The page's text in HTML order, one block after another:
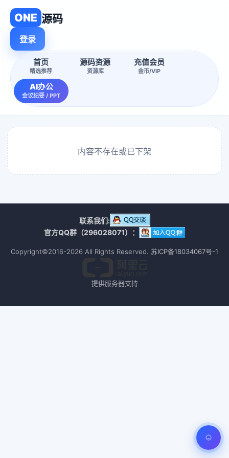
ONE 源码
首页
精选推荐
源码资源
资源库
充值会员
金币/VIP
AI办公
会议纪要 / PPT
登录
内容不存在或已下架
联系我们:
官方QQ群（296028071）：
Copyright©2016-2026 All Rights Reserved. 苏ICP备18034067号-1
提供服务器支持